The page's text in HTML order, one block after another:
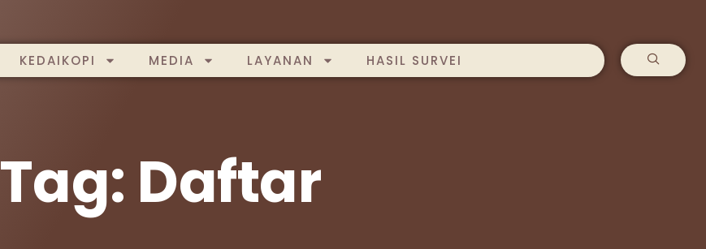
KEDAIKOPI MEDIA LAYANAN HASIL SURVEI
Tag: Daftar